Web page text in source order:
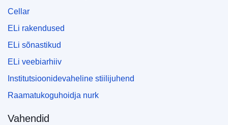
Cellar
ELi rakendused
ELi sõnastikud
ELi veebiarhiiv
Institutsioonidevaheline stiilijuhend
Raamatukoguhoidja nurk
Vahendid